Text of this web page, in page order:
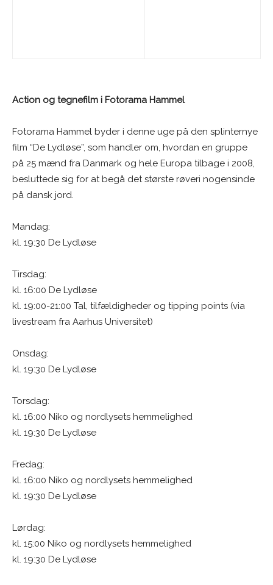
Action og tegnefilm i Fotorama Hammel
Fotorama Hammel byder i denne uge på den splinternye
film “De Lydløse”, som handler om, hvordan en gruppe
på 25 mænd fra Danmark og hele Europa tilbage i 2008,
besluttede sig for at begå det største røveri nogensinde
på dansk jord.
Mandag:
kl. 19:30 De Lydløse
Tirsdag:
kl. 16:00 De Lydløse
kl. 19:00-21:00 Tal, tilfældigheder og tipping points (via
livestream fra Aarhus Universitet)
Onsdag:
kl. 19:30 De Lydløse
Torsdag:
kl. 16:00 Niko og nordlysets hemmelighed
kl. 19:30 De Lydløse
Fredag:
kl. 16:00 Niko og nordlysets hemmelighed
kl. 19:30 De Lydløse
Lørdag:
kl. 15:00 Niko og nordlysets hemmelighed
kl. 19:30 De Lydløse